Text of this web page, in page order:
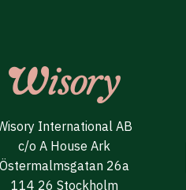
International AB
c/o A House Ark
Östermalmsgatan 26a
114 26 Stockholm